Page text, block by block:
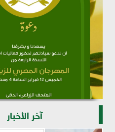
آخر الأخبار